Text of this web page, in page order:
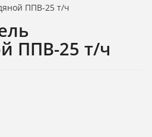
ППВ-25 т/ч
ППВ-25 т/ч